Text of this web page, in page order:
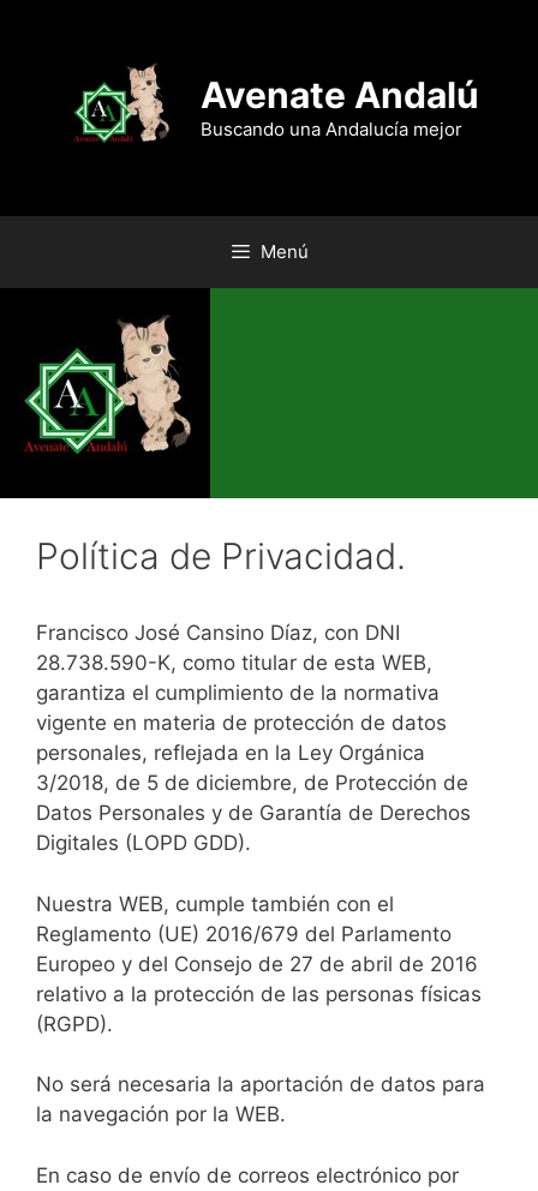
Avenate Andalú
Buscando una Andalucía mejor
Menú
Política de Privacidad.
Francisco José Cansino Díaz, con DNI
28.738.590-K, como titular de esta WEB,
garantiza el cumplimiento de la normativa
vigente en materia de protección de datos
personales, reflejada en la Ley Orgánica
3/2018, de 5 de diciembre, de Protección de
Datos Personales y de Garantía de Derechos
Digitales (LOPD GDD).
Nuestra WEB, cumple también con el
Reglamento (UE) 2016/679 del Parlamento
Europeo y del Consejo de 27 de abril de 2016
relativo a la protección de las personas físicas
(RGPD).
No será necesaria la aportación de datos para
la navegación por la WEB.
En caso de envío de correos electrónico por